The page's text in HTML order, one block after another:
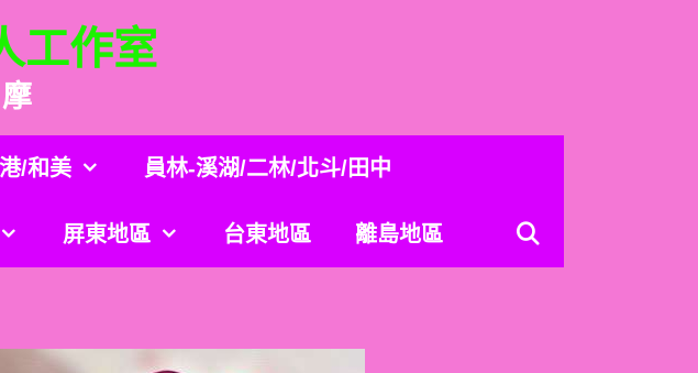
工作室
/和美 員林-溪湖/二林/北斗/田中
屏東地區 台東地區 離島地區